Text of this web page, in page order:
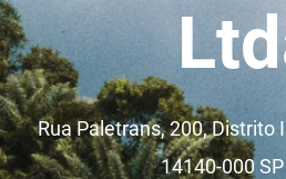
Rua Paletrans, 200, Distrito
14140-000